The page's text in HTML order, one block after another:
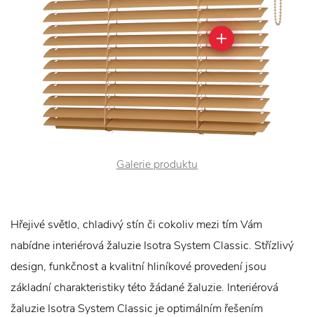
Galerie produktu
Hřejivé světlo, chladivý stín či cokoliv mezi tím Vám
nabídne interiérová žaluzie Isotra System Classic. Střízlivý
design, funkčnost a kvalitní hliníkové provedení jsou
základní charakteristiky této žádané žaluzie. Interiérová
žaluzie Isotra System Classic je optimálním řešením